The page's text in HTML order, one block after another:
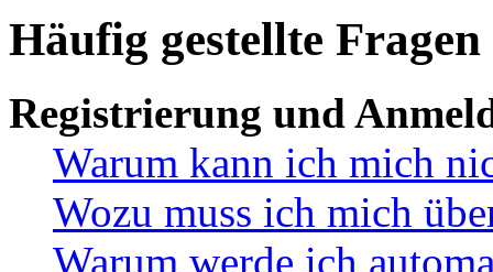
Häufig gestellte Fragen
Registrierung und
Warum kann ich mich
Wozu muss ich mich
Warum werde ich